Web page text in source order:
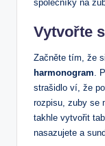
společníky na
Vytvořte
Začněte tím, že
harmonogram.
strašidlo ví, že
rozpisu, zuby se
takhle vytvořit
nasazujete a